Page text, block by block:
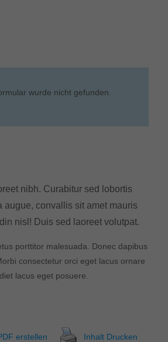
wurde nicht gefunden.
nibh. Curabitur sed lobortis
augue, convallis sit amet mauris
nisl! Duis sed laoreet volutpat.
porttitor malesuada. Donec dapibus
consectetur orci eget lacus ornare
lacus eget posuere.
erstellen Inhalt Drucken